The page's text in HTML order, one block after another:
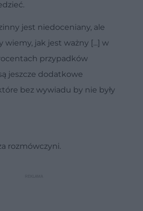
jest niedoceniany, ale
wiemy, jak jest ważny [...] w
przypadków
jeszcze dodatkowe
bez wywiadu by nie były
rozmówczyni.